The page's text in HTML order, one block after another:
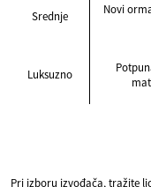
Srednje
Novi
Luksuzno
Pri izboru izvođača, tražite